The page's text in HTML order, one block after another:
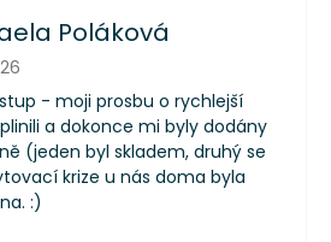
Poláková
obchodu je 5 z 5 hvězdiček.
- moji prosbu o rychlejší
a dokonce mi byly dodány
(jeden byl skladem, druhý se
krize u nás doma byla
:)